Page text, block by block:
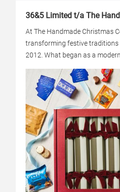
36&5 Limited t/a The
At The Handmade Christmas
transforming festive traditions
2012. What began as a